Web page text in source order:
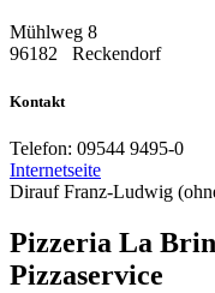
Mühlweg 8
96182
Reckendorf
Kontakt
Telefon: 09544 9495-0
Internetseite
Dirauf Franz-Ludwig
Pizzeria La
Pizzaservice